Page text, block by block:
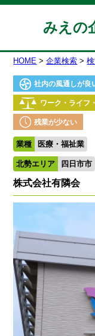
みえの
HOME 企業検索
社内の風通しが良
ワーク・ライフ
残業が少ない
業種 医療・福祉業
北勢エリア 四日市市
株式会社有隣会